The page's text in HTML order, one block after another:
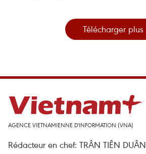
Télécharger plus
AGENCE VIETNAMIENNE D'INFORMATION (VNA)
Rédacteur en chef: TRÂN TIÊN DUÂN